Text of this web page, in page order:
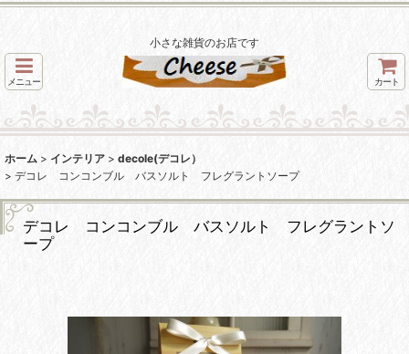
小さな雑貨のお店です
メニュー カート
ホーム > インテリア > decole(デコレ）
> デコレ コンコンブル バスソルト フレグラントソープ
デコレ コンコンブル バスソルト フレグラントソ
ープ